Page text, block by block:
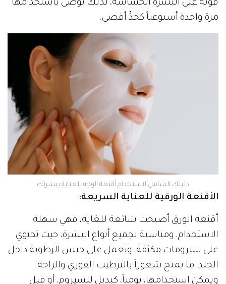
قوية على البشرة الحساسة، لذلك يوصى باستخدامها
مرة واحدة أسبوعياً كحدٍّ أقصى.
دليلكِ الشامل لاستخدام أقنعة الوجه للعناية ببشرتك
الأقنعة الورقية للعناية السريعة:
أقنعة الورق أصبحت شائعة للغاية، فهي سهلة
الاستخدام، ومناسبة لجميع أنواع البشرة، حيث تحتوي
على سيرومات مكثفة، وتعمل على حبس الرطوبة داخل
الجلد، ما يمنح شعوراً بالترطيب الفوري والراحة.
ويمكن استخدامها، يومياً، كبديل للسيروم، أو قبل